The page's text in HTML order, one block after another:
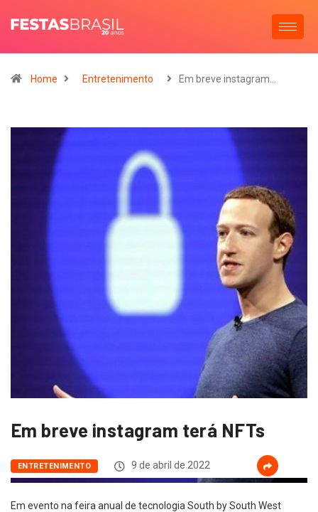
Home Entretenimento Em breve instagram…
Em breve instagram terá NFTs
ENTRETENIMENTO 9 de abril de 2022
Em evento na feira anual de tecnologia South by South West